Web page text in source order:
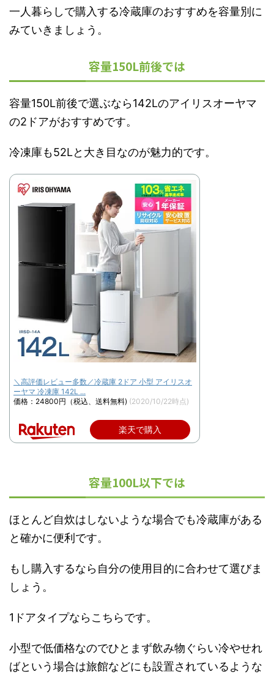
一人暮らしで購入する冷蔵庫のおすすめを容量別に
みていきましょう。
容量150L前後では
容量150L前後で選ぶなら142Lのアイリスオーヤマ
の2ドアがおすすめです。
冷凍庫も52Lと大き目なのが魅力的です。
＼高評価レビュー多数／冷蔵庫 2ドア 小型 アイリスオ
ーヤマ 冷凍庫 142L ...
価格：24800円（税込、送料無料) (2020/10/22時点)
楽天で購入
容量100L以下では
ほとんど自炊はしないような場合でも冷蔵庫がある
と確かに便利です。
もし購入するなら自分の使用目的に合わせて選びま
しょう。
1ドアタイプならこちらです。
小型で低価格なのでひとまず飲み物ぐらい冷やせれ
ばという場合は旅館などにも設置されているような